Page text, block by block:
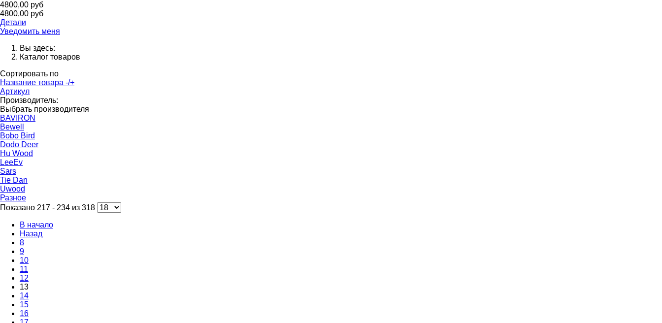
4800,00 руб
4800,00 руб
Детали
Уведомить меня
Вы здесь:
Каталог товаров
Сортировать по
Название товара -/+
Артикул
Производитель:
Выбрать производителя
BAVIRON
Bewell
Bobo Bird
Dodo Deer
Hu Wood
LeeEv
Sars
Tie Dan
Uwood
Разное
Показано 217 - 234 из 318
В начало
Назад
8
9
10
11
12
13
14
15
16